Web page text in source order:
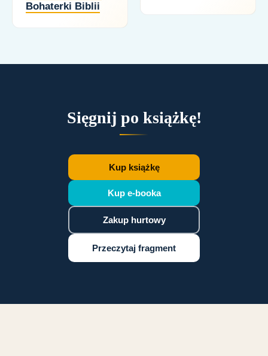
Bohaterki Biblii
Sięgnij po książkę!
Kup książkę
Kup e-booka
Zakup hurtowy
Przeczytaj fragment